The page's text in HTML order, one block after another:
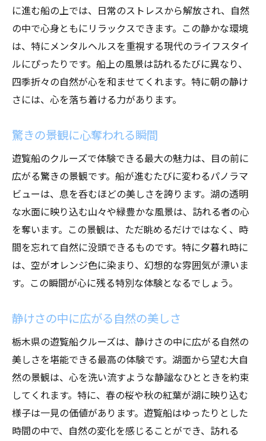
に進む船の上では、日常のストレスから解放され、自然
の中で心身ともにリラックスできます。この静かな環境
は、特にメンタルヘルスを重視する現代のライフスタイ
ルにぴったりです。船上の風景は訪れるたびに異なり、
四季折々の自然が心を和ませてくれます。特に朝の静け
さには、心を落ち着ける力があります。
驚きの景観に心奪われる瞬間
遊覧船のクルーズで体験できる最大の魅力は、目の前に
広がる驚きの景観です。船が進むたびに変わるパノラマ
ビューは、息を呑むほどの美しさを誇ります。湖の透明
な水面に映り込む山々や緑豊かな風景は、訪れる者の心
を奪います。この景観は、ただ眺めるだけではなく、時
間を忘れて自然に没頭できるものです。特に夕暮れ時に
は、空がオレンジ色に染まり、幻想的な雰囲気が漂いま
す。この瞬間が心に残る特別な体験となるでしょう。
静けさの中に広がる自然の美しさ
栃木県の遊覧船クルーズは、静けさの中に広がる自然の
美しさを堪能できる最高の体験です。湖面から望む大自
然の景観は、心を洗い流すような静謐なひとときを約束
してくれます。特に、春の桜や秋の紅葉が湖に映り込む
様子は一見の価値があります。遊覧船はゆったりとした
時間の中で、自然の変化を感じることができ、訪れる